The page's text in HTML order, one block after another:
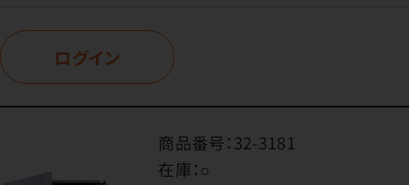
ログイン
商品番号：32-3181
在庫：○